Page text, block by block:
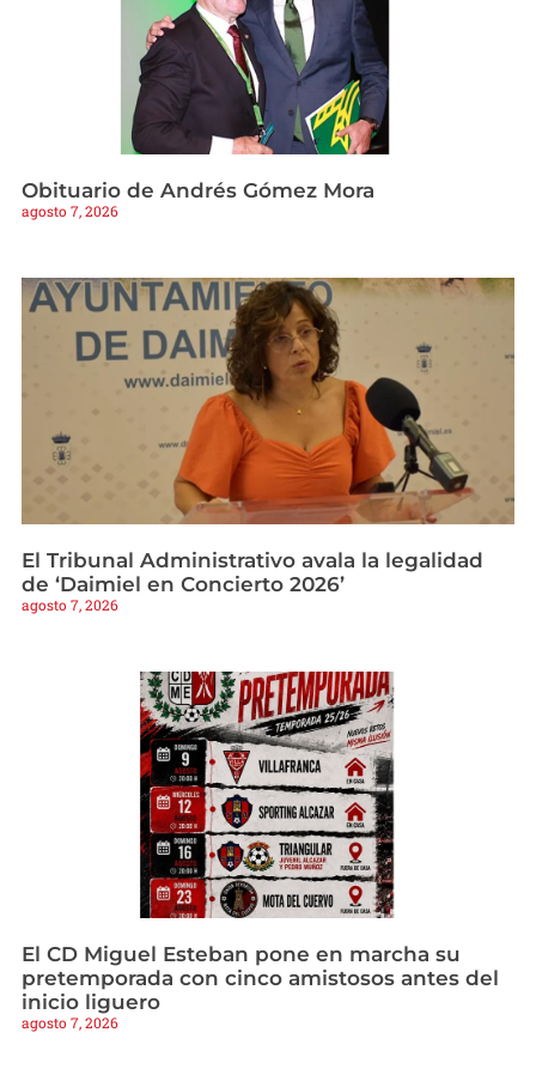
Obituario de Andrés Gómez Mora
agosto 7, 2026
El Tribunal Administrativo avala la legalidad
de ‘Daimiel en Concierto 2026’
agosto 7, 2026
El CD Miguel Esteban pone en marcha su
pretemporada con cinco amistosos antes del
inicio liguero
agosto 7, 2026